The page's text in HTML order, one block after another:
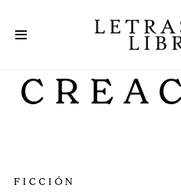
FICCIÓN